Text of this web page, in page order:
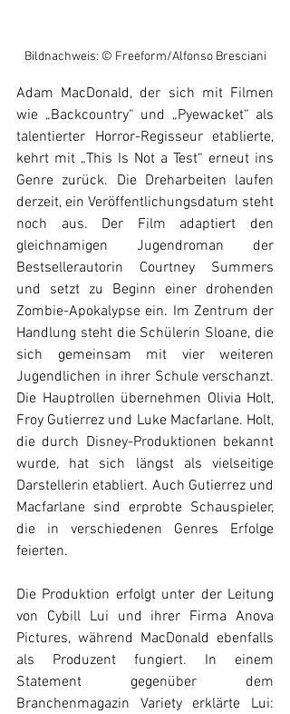
Bildnachweis: © Freeform/Alfonso Bresciani
Adam MacDonald, der sich mit Filmen
wie „Backcountry“ und „Pyewacket“ als
talentierter Horror-Regisseur etablierte,
kehrt mit „This Is Not a Test“ erneut ins
Genre zurück. Die Dreharbeiten laufen
derzeit, ein Veröffentlichungsdatum steht
noch aus. Der Film adaptiert den
gleichnamigen Jugendroman der
Bestsellerautorin Courtney Summers
und setzt zu Beginn einer drohenden
Zombie-Apokalypse ein. Im Zentrum der
Handlung steht die Schülerin Sloane, die
sich gemeinsam mit vier weiteren
Jugendlichen in ihrer Schule verschanzt.
Die Hauptrollen übernehmen Olivia Holt,
Froy Gutierrez und Luke Macfarlane. Holt,
die durch Disney-Produktionen bekannt
wurde, hat sich längst als vielseitige
Darstellerin etabliert. Auch Gutierrez und
Macfarlane sind erprobte Schauspieler,
die in verschiedenen Genres Erfolge
feierten.
Die Produktion erfolgt unter der Leitung
von Cybill Lui und ihrer Firma Anova
Pictures, während MacDonald ebenfalls
als Produzent fungiert. In einem
Statement gegenüber dem
Branchenmagazin Variety erklärte Lui: